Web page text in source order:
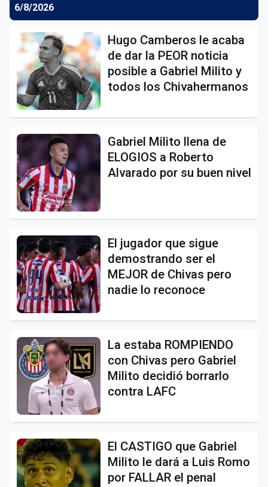
6/8/2026
Hugo Camberos le acaba
de dar la PEOR noticia
posible a Gabriel Milito y
todos los Chivahermanos
Gabriel Milito llena de
ELOGIOS a Roberto
Alvarado por su buen nivel
El jugador que sigue
demostrando ser el
MEJOR de Chivas pero
nadie lo reconoce
La estaba ROMPIENDO
con Chivas pero Gabriel
Milito decidió borrarlo
contra LAFC
El CASTIGO que Gabriel
Milito le dará a Luis Romo
por FALLAR el penal